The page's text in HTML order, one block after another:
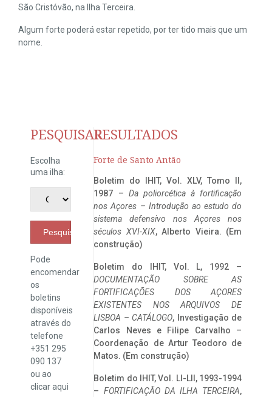
São Cristóvão, na Ilha Terceira.
Algum forte poderá estar repetido, por ter tido mais que um
nome.
PESQUISAR
Escolha
uma ilha:
Pesquisar
Pode
encomendar
os
boletins
disponíveis
através do
telefone
+351 295
090 137
ou ao
clicaraqui
RESULTADOS
Forte de Santo Antão
Boletim do IHIT, Vol. XLV, Tomo II,
1987 – Da poliorcética à fortificação
nos Açores – Introdução ao estudo do
sistema defensivo nos Açores nos
séculos XVI-XIX, Alberto Vieira. (Em
construção)
Boletim do IHIT, Vol. L, 1992 –
DOCUMENTAÇÃO SOBRE AS
FORTIFICAÇÕES DOS AÇORES
EXISTENTES NOS ARQUIVOS DE
LISBOA – CATÁLOGO, Investigação de
Carlos Neves e Filipe Carvalho –
Coordenação de Artur Teodoro de
Matos. (Em construção)
Boletim do IHIT, Vol. LI-LII, 1993-1994
– FORTIFICAÇÃO DA ILHA TERCEIRA,